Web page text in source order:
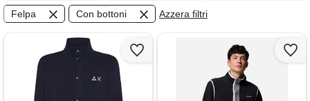
Felpa Con bottoni Azzera filtri